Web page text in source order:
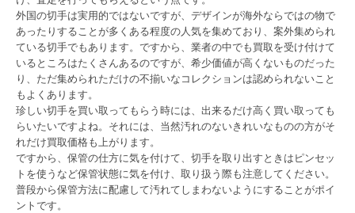
外国の切手は実用的ではないですが、デザインが海外ならではの物で
あったりすることが多くある程度の人気を集めており、案外集められ
ている切手でもあります。ですから、業者の中でも買取を受け付けて
いるところはたくさんあるのですが、希少価値が高くないものだった
り、ただ集められただけの不揃いなコレクションは認められないこと
もよくあります。
珍しい切手を買い取ってもらう時には、出来るだけ高く買い取っても
らいたいですよね。それには、当然汚れのないきれいなものの方がそ
れだけ買取価格も上がります。
ですから、保管の仕方に気を付けて、切手を取り出すときはピンセッ
トを使うなど保管状態に気を付け、取り扱う際も注意してください。
普段から保管方法に配慮して汚れてしまわないようにすることがポイ
ントです。